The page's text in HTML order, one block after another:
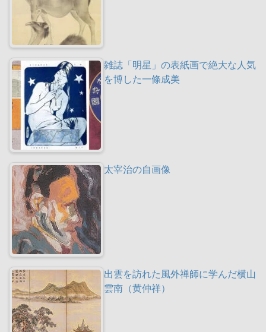
雑誌「明星」の表紙画で絶大な人気
を博した一條成美
太宰治の自画像
出雲を訪れた風外禅師に学んだ横山
雲南（黄仲祥）